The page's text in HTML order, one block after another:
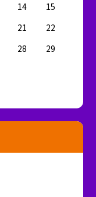
14
15
21
22
28
29